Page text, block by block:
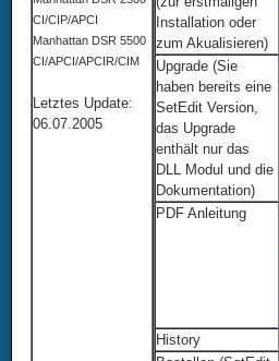
CI/CIP/APCI
Manhattan DSR 5500
CI/APCI/APCIR/CIM
Letztes Update:
06.07.2005
Installation oder
zum Akualisieren)
Upgrade (Sie
haben bereits eine
SetEdit Version,
das Upgrade
enthält nur das
DLL Modul und die
Dokumentation)
PDF Anleitung
History